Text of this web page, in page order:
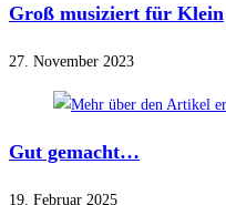
Groß musiziert für Klein
27. November 2023
Gut gemacht…
19. Februar 2025